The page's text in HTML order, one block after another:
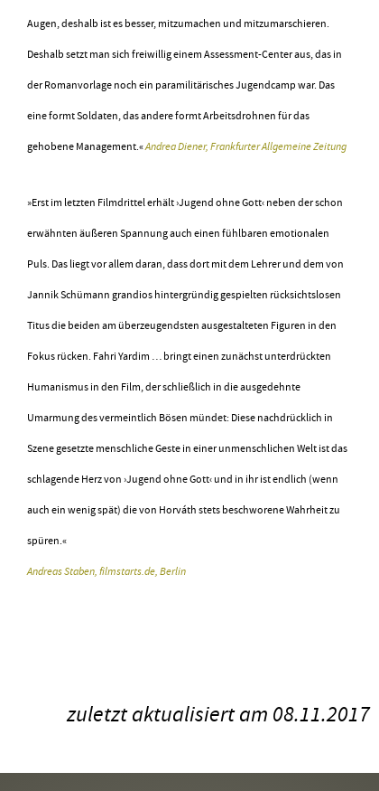
Augen, deshalb ist es besser, mitzumachen und mitzumarschieren.
Deshalb setzt man sich freiwillig einem Assessment-Center aus, das in
der Romanvorlage noch ein paramilitärisches Jugendcamp war. Das
eine formt Soldaten, das andere formt Arbeitsdrohnen für das
gehobene Management.«Andrea Diener, Frankfurter Allgemeine Zeitung
»Erst im letzten Filmdrittel erhält ›Jugend ohne Gott‹ neben der schon
erwähnten äußeren Spannung auch einen fühlbaren emotionalen
Puls. Das liegt vor allem daran, dass dort mit dem Lehrer und dem von
Jannik Schümann grandios hintergründig gespielten rücksichtslosen
Titus die beiden am überzeugendsten ausgestalteten Figuren in den
Fokus rücken. Fahri Yardim … bringt einen zunächst unterdrückten
Humanismus in den Film, der schließlich in die ausgedehnte
Umarmung des vermeintlich Bösen mündet: Diese nachdrücklich in
Szene gesetzte menschliche Geste in einer unmenschlichen Welt ist das
schlagende Herz von ›Jugend ohne Gott‹ und in ihr ist endlich (wenn
auch ein wenig spät) die von Horváth stets beschworene Wahrheit zu
spüren.«
Andreas Staben, filmstarts.de, Berlin
zuletzt aktualisiert am 08.11.2017